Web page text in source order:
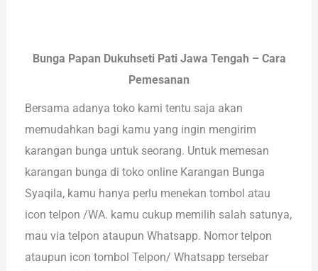
Bunga Papan Dukuhseti Pati Jawa Tengah – Cara
Pemesanan
Bersama adanya toko kami tentu saja akan
memudahkan bagi kamu yang ingin mengirim
karangan bunga untuk seorang. Untuk memesan
karangan bunga di toko online Karangan Bunga
Syaqila, kamu hanya perlu menekan tombol atau
icon telpon /WA. kamu cukup memilih salah satunya,
mau via telpon ataupun Whatsapp. Nomor telpon
ataupun icon tombol Telpon/ Whatsapp tersebar